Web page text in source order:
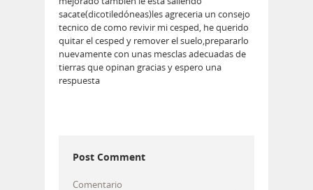
sacate(dicotiledóneas)les agreceria un consejo
tecnico de como revivir mi cesped, he querido
quitar el cesped y remover el suelo,prepararlo
nuevamente con unas mesclas adecuadas de
tierras que opinan gracias y espero una
respuesta
Post Comment
Comentario